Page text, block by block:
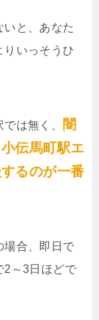
と、あなた
りいっそうひ
は無く、
闇
伝馬町駅エ
るのが一番
場合、即日で
2～3日ほどで